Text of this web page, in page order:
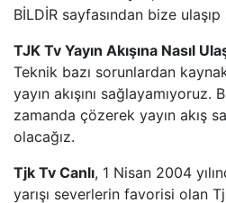
HABERTüRK
HALK TV
A HABER
BİLDİR sayfasından bize
TJK Tv Yayın Akışına Nasıl
Teknik bazı sorunlardan
yayın akışını sağlayamıyoruz.
zamanda çözerek yayın akış
olacağız.
Tjk Tv Canlı, 1 Nisan 2004
yarışı severlerin favorisi olan